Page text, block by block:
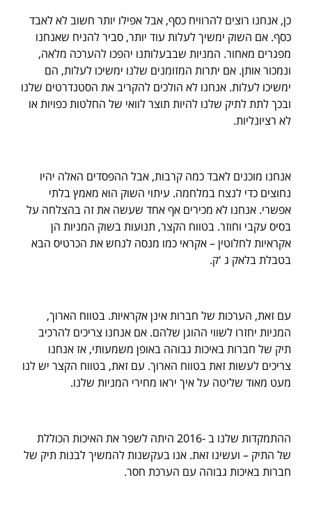
כן, אנחנו רוצים להרוויח כסף, אבל אפילו יותר חשוב לא לאבד
כסף. אם השוק ימשיך לעלות עוד יותר, סביר להניח שאנחנו
מפגרים מאחור. המניות שבבעלותנו יהפכו להערכה מלאה,
ונמכור אותן. אם יתרות המזומנים שלנו ימשיכו לעלות, הם
ימשיכו לעלות. אנחנו לא הולכים להקריב את הסטנדרטים שלנו
ובכך לתת לתיק שלנו להיות תוצר לוואי של החלטות כפויות או
לא רציונליות.
אנחנו מוכנים לאבד כמה קרבות, אבל ההפסדים האלה יהיו
נחוצים כדי לנצח במלחמה. עיתוי השוק הוא מאמץ בלתי
אפשרי. אנחנו לא מכירים אף אחד שעשה את זה בהצלחה על
בסיס עקבי וחוזר. בטווח הקצר, תנועות בשוק המניות הן
אקראיות לחלוטין – אקראי כמו מנסה לנחש את הכרטיס הבא
בטבלת בלאק ג 'ק.
עם זאת, הערכות של חברות אינן אקראיות. בטווח הארוך,
המניות יחזרו לשווי ההוגן שלהם. אם אנחנו צריכים להרכיב
תיק של חברות באיכות גבוהה באופן משמעותי, אז אנחנו
צריכים לעשות זאת בטווח הארוך. עם זאת, בטווח הקצר יש לנו
מעט מאוד שליטה על איך יראו מחירי המניות שלנו.
ההתמקדות שלנו ב -2016 היתה לשפר את האיכות הכוללת
של התיק – ועשינו זאת. אנו בעקשנות להמשיך לבנות תיק של
חברות באיכות גבוהה עם הערכת חסר.